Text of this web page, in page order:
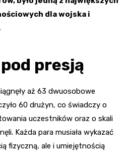
dla wojska i
presją
aż 63 dwuosobowe
60 drużyn, co świadczy o
uczestników oraz o skali
Każda para musiała wykazać
fizyczną, ale i umiejętnością